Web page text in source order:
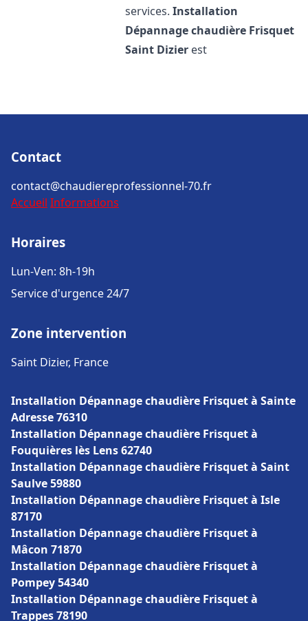
services.Installation
Dépannage chaudière Frisquet
Saint Dizier est
Contact
contact@chaudiereprofessionnel-70.fr
Accueil Informations
Horaires
Lun-Ven: 8h-19h
Service d'urgence 24/7
Zone intervention
Saint Dizier, France
Installation Dépannage chaudière Frisquet à Sainte
Adresse 76310
Installation Dépannage chaudière Frisquet à
Fouquières lès Lens 62740
Installation Dépannage chaudière Frisquet à Saint
Saulve 59880
Installation Dépannage chaudière Frisquet à Isle
87170
Installation Dépannage chaudière Frisquet à
Mâcon 71870
Installation Dépannage chaudière Frisquet à
Pompey 54340
Installation Dépannage chaudière Frisquet à
Trappes 78190